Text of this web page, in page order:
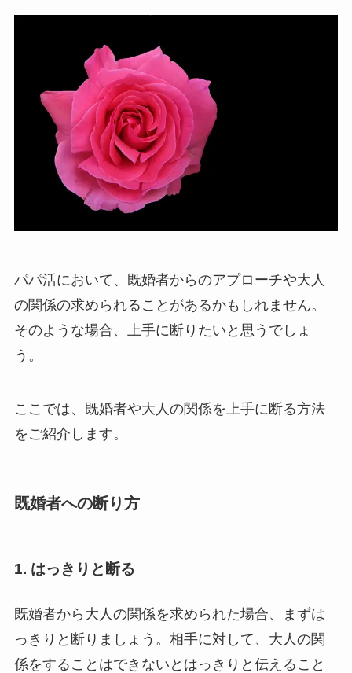
パパ活において、既婚者からのアプローチや大人
の関係の求められることがあるかもしれません。
そのような場合、上手に断りたいと思うでしょ
う。
ここでは、既婚者や大人の関係を上手に断る方法
をご紹介します。
既婚者への断り方
1. はっきりと断る
既婚者から大人の関係を求められた場合、まずは
っきりと断りましょう。相手に対して、大人の関
係をすることはできないとはっきりと伝えること